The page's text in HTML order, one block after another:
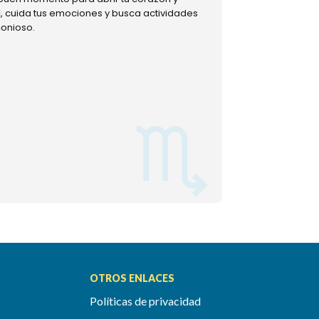
cuida tus emociones y busca actividades
OTROS ENLACES
Políticas de privacidad